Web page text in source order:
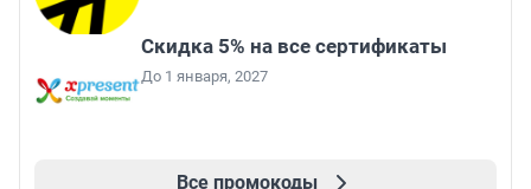
Скидка 5% на все сертификаты
До 1 января, 2027
Все промокоды